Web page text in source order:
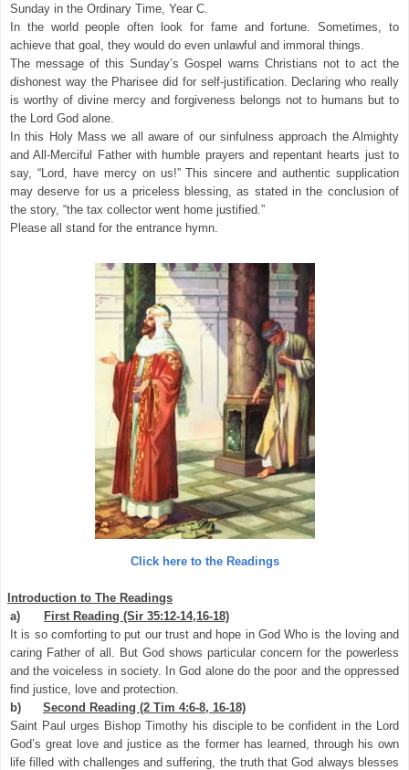
Sunday in the Ordinary Time, Year C.
In the world people often look for fame and fortune. Sometimes, to
achieve that goal, they would do even unlawful and immoral things.
The message of this Sunday’s Gospel warns Christians not to act the
dishonest way the Pharisee did for self-justification. Declaring who really
is worthy of divine mercy and forgiveness belongs not to humans but to
the Lord God alone.
In this Holy Mass we all aware of our sinfulness approach the Almighty
and All-Merciful Father with humble prayers and repentant hearts just to
say, “Lord, have mercy on us!” This sincere and authentic supplication
may deserve for us a priceless blessing, as stated in the conclusion of
the story, “the tax collector went home justified.”
Please all stand for the entrance hymn.
Click here to the Readings
Introduction to The Readings
a)
First Reading (Sir 35:12-14,16-18)
It is so comforting to put our trust and hope in God Who is the loving and
caring Father of all. But God shows particular concern for the powerless
and the voiceless in society. In God alone do the poor and the oppressed
find justice, love and protection.
b)
Second Reading (2 Tim 4:6-8, 16-18)
Saint Paul urges Bishop Timothy his disciple to be confident in the Lord
God’s great love and justice as the former has learned, through his own
life filled with challenges and suffering, the truth that God always blesses